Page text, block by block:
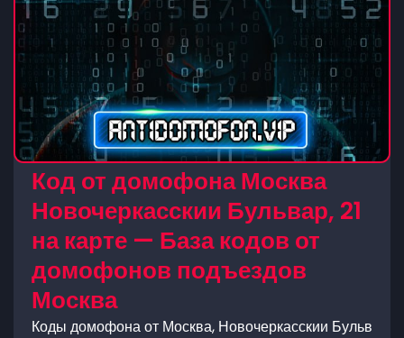
Код от домофона Москва
Новочеркасскии Бульвар, 21
на карте — База кодов от
домофонов подъездов
Москва
Коды домофона от Москва, Новочеркасскии Бульв